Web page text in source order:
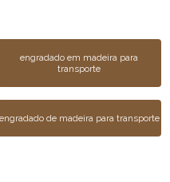
engradado em madeira para
transporte
engradado de madeira para transporte